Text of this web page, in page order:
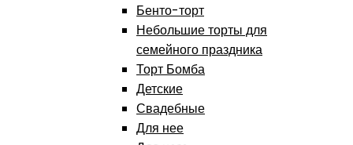
Бенто-торт
Небольшие торты для
семейного праздника
Торт Бомба
Детские
Свадебные
Для нее